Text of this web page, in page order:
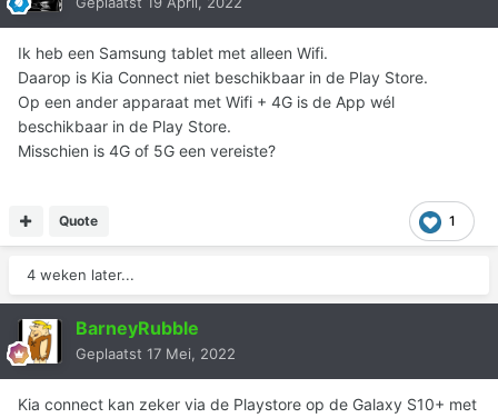
Ik heb een Samsung tablet met alleen Wifi.
Daarop is Kia Connect niet beschikbaar in de Play Store.
Op een ander apparaat met Wifi + 4G is de App wél
beschikbaar in de Play Store.
Misschien is 4G of 5G een vereiste?
1
Quote
4 weken later...
BarneyRubble
Geplaatst 17 Mei, 2022
Kia connect kan zeker via de Playstore op de Galaxy S10+ met